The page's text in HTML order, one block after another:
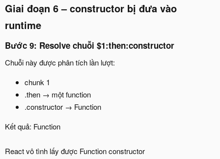
Giai đoạn 6 – constructor bị đưa vào
runtime
Bước 9: Resolve chuỗi $1:then:constructor
Chuỗi này được phân tích lần lượt:
chunk 1
.then → một function
.constructor → Function
Kết quả: Function
React vô tình lấy được Function constructor